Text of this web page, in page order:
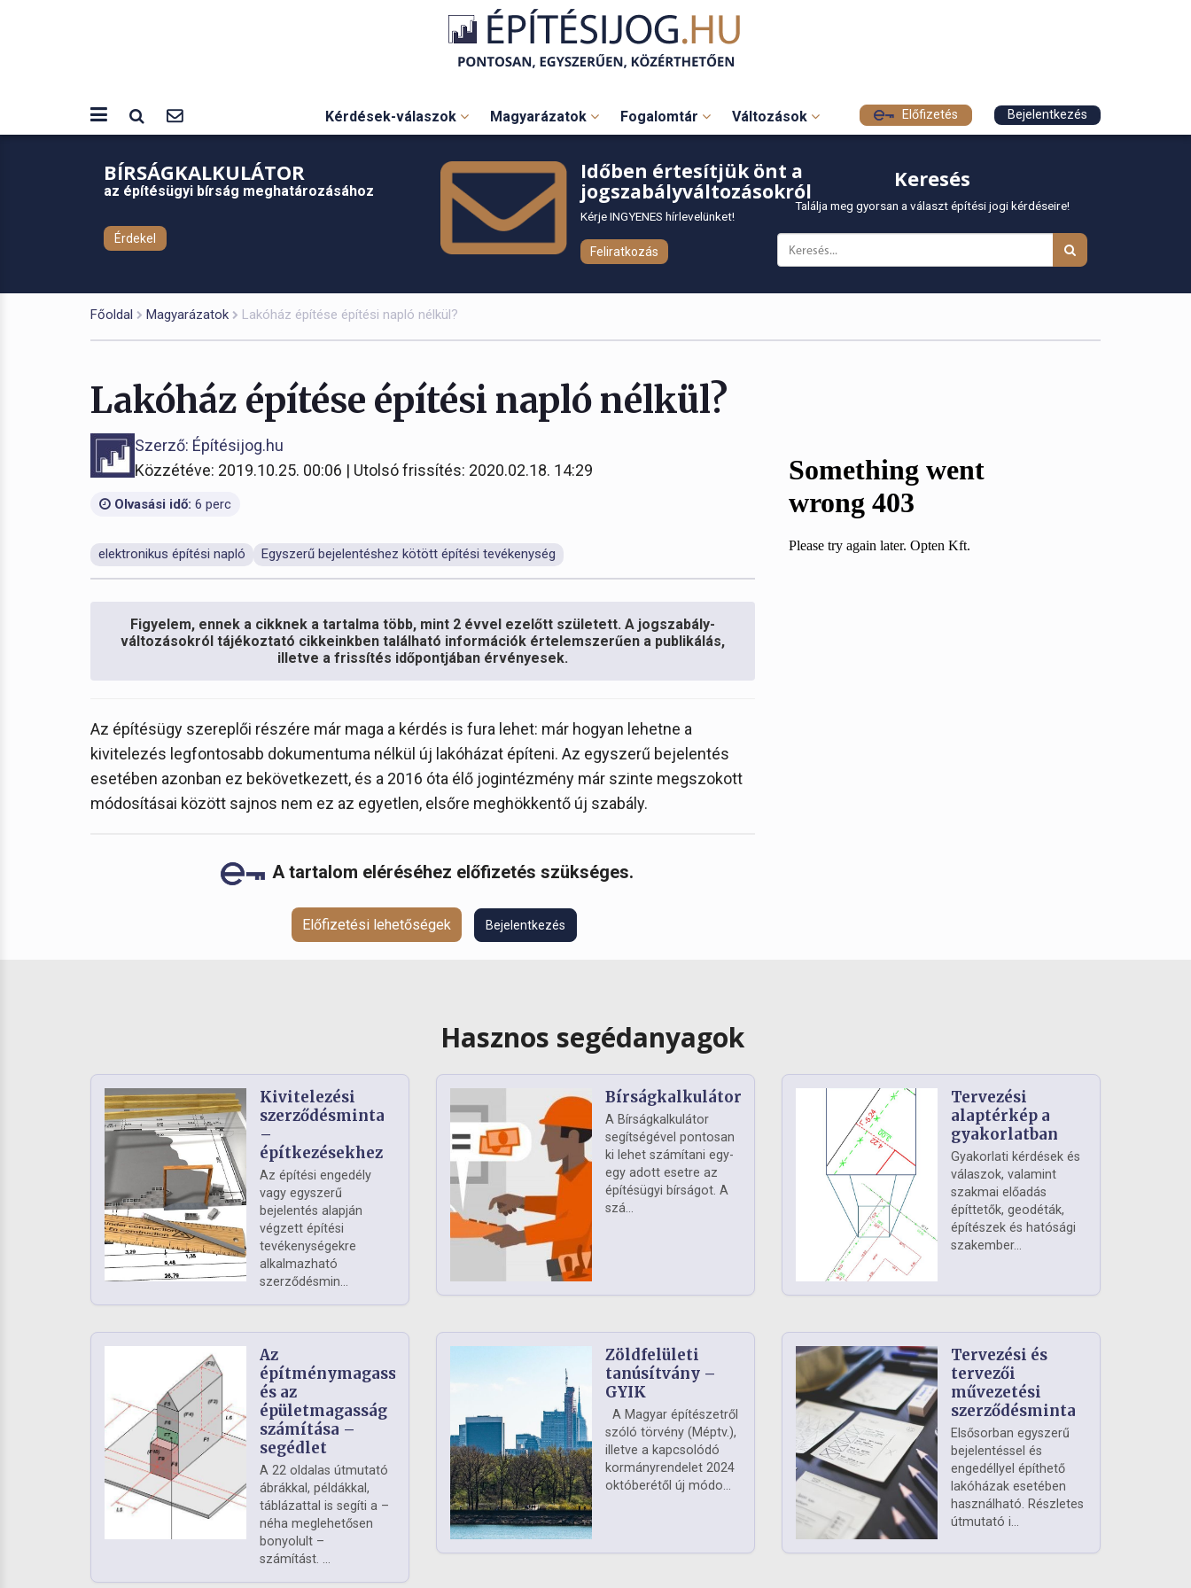
Kérdések-válaszok Magyarázatok Fogalomtár Változások Előfizetés Bejelentkezés
BÍRSÁGKALKULÁTOR
az építésügyi bírság meghatározásához
Érdekel
Időben értesítjük önt a
jogszabályváltozásokról
Kérje INGYENES hírlevelünket!
Feliratkozás
Keresés
Találja meg gyorsan a választ építési jogi kérdéseire!
Főoldal Magyarázatok Lakóház építése építési napló nélkül?
Lakóház építése építési napló nélkül?
Szerző: Építésijog.hu
Közzétéve: 2019.10.25. 00:06 | Utolsó frissítés: 2020.02.18. 14:29
Olvasási idő: 6 perc
elektronikus építési napló Egyszerű bejelentéshez kötött építési tevékenység
Figyelem, ennek a cikknek a tartalma több, mint 2 évvel ezelőtt született. A jogszabály-
változásokról tájékoztató cikkeinkben található információk értelemszerűen a publikálás,
illetve a frissítés időpontjában érvényesek.
Az építésügy szereplői részére már maga a kérdés is fura lehet: már hogyan lehetne a
kivitelezés legfontosabb dokumentuma nélkül új lakóházat építeni. Az egyszerű bejelentés
esetében azonban ez bekövetkezett, és a 2016 óta élő jogintézmény már szinte megszokott
módosításai között sajnos nem ez az egyetlen, elsőre meghökkentő új szabály.
A tartalom eléréséhez előfizetés szükséges.
Előfizetési lehetőségek Bejelentkezés
Hasznos segédanyagok
Kivitelezési
szerződésminta
–
építkezésekhez
Az építési engedély
vagy egyszerű
bejelentés alapján
végzett építési
tevékenységekre
alkalmazható
szerződésmin...
Bírságkalkulátor
A Bírságkalkulátor
segítségével pontosan
ki lehet számítani egy-
egy adott esetre az
építésügyi bírságot. A
szá...
Tervezési
alaptérkép a
gyakorlatban
Gyakorlati kérdések és
válaszok, valamint
szakmai előadás
építtetők, geodéták,
építészek és hatósági
szakember...
Az
építménymagasság
és az
épületmagasság
számítása –
segédlet
A 22 oldalas útmutató
ábrákkal, példákkal,
táblázattal is segíti a –
néha meglehetősen
bonyolult –
számítást. ...
Zöldfelületi
tanúsítvány –
GYIK
A Magyar építészetről
szóló törvény (Méptv.),
illetve a kapcsolódó
kormányrendelet 2024
októberétől új módo...
Tervezési és
tervezői
művezetési
szerződésminta
Elsősorban egyszerű
bejelentéssel és
engedéllyel építhető
lakóházak esetében
használható. Részletes
útmutató i...